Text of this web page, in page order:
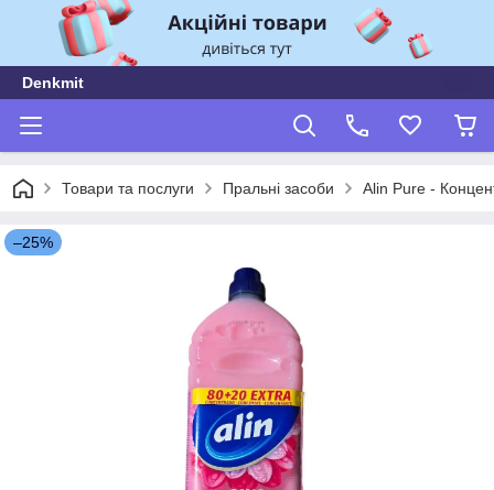
Denkmit
Товари та послуги Пральні засоби Alin Pure -
–25%